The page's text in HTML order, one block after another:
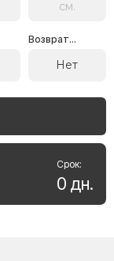
Возврат...
Нет
Срок:
0 дн.